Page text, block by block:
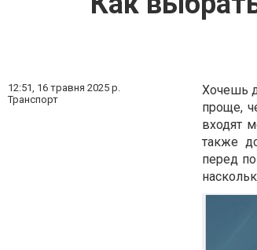
12:51, 16 травня 2025 р.
Транспорт
Хочешь
проще,
входят
также
перед